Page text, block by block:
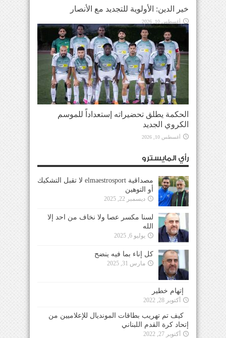
خير الدين: الأولوية للتجديد مع الأنصار
أغسطس 10, 2026
الحكمة يطلق تحضيراته إستعداداً للموسم
الكروي الجديد
أغسطس 10, 2026
رأي المايسترو
مصداقية elmaestrosport لا تقبل التشكيك
أو التوهين
ديسمبر 22, 2025
لسنا مكسر عصا ولا نخاف من احد إلا
الله
يوليو 6, 2025
كل إناء بما فيه ينضح
مارس 31, 2025
إتهام خطير
أكتوبر 28, 2022
كيف تم تهريب بطاقات المونديال للإعلاميين من
إتحاد كرة القدم اللبناني
أكتوبر 27, 2022